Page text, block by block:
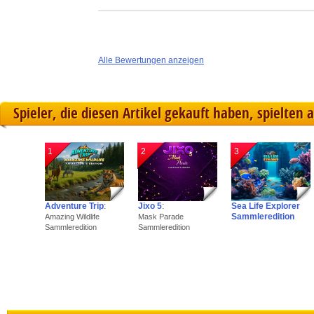
Alle Bewertungen anzeigen
Spieler, die diesen Artikel gekauft haben, spielten
1
Adventure Trip:
Amazing Wildlife
Sammleredition
2
Jixo 5:
Mask Parade
Sammleredition
3
Sea Life Explorer
Sammleredition